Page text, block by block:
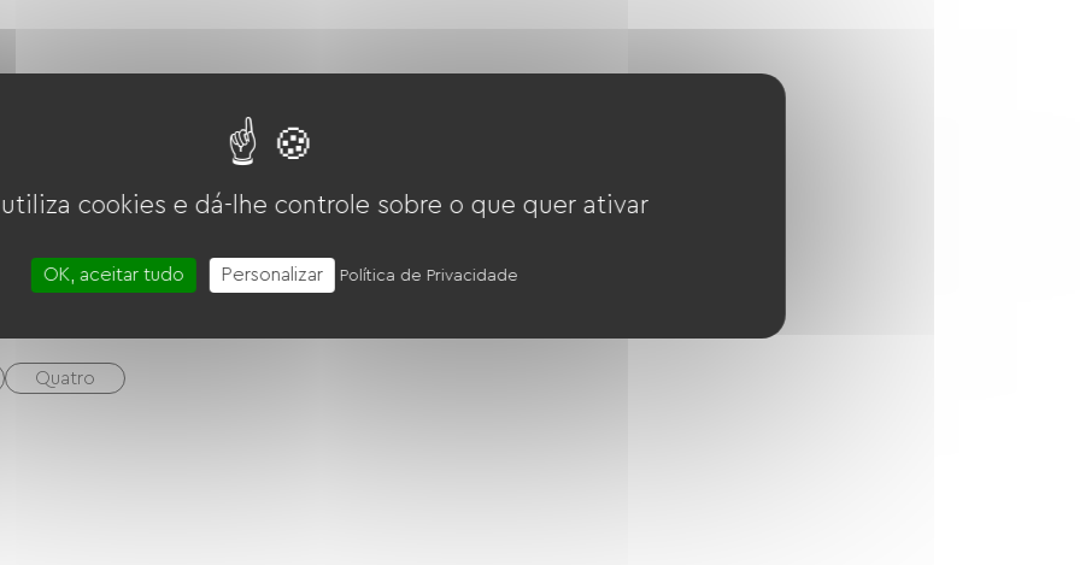
de poursuivre votre itinéraire, ou simplement
vous séduire par le charme du Château de la
Massagens / Modelagens
(2 x 90cm) 1 Canapés convertibles
Quatro
cookies e dá-lhe controle sobre o que quer ativar
OK, aceitar tudo Personalizar Política de Privacidade